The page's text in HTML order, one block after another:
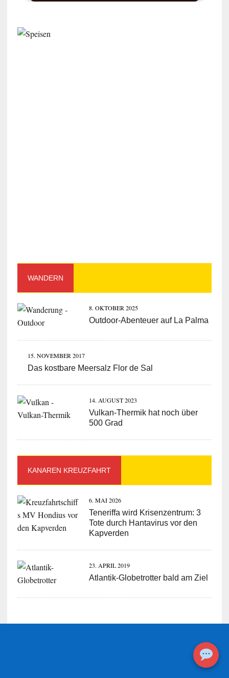
WANDERN
8. OKTOBER 2025
Outdoor-Abenteuer auf La Palma
15. NOVEMBER 2017
Das kostbare Meersalz Flor de Sal
14. AUGUST 2023
Vulkan-Thermik hat noch über
500 Grad
KANAREN KREUZFAHRT
6. MAI 2026
Teneriffa wird Krisenzentrum: 3
Tote durch Hantavirus vor den
Kapverden
23. APRIL 2019
Atlantik-Globetrotter bald am Ziel